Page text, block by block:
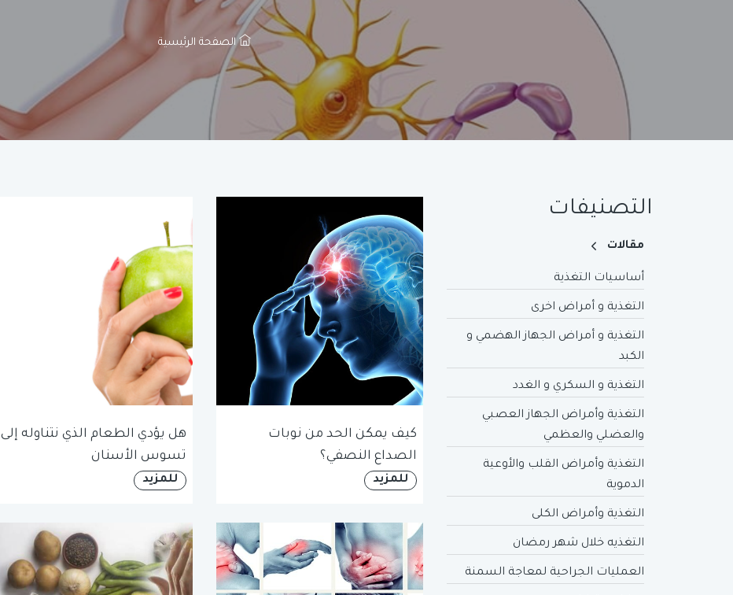
الصفحة الرئيسية
التصنيفات
مقالات
أساسيات التغذية
التغذية و أمراض اخرى
التغذية و أمراض الجهاز الهضمي و
الكبد
التغذية و السكري و الغدد
التغذية وأمراض الجهاز العصبي
والعضلي والعظمي
التغذية وأمراض القلب والأوعية
الدموية
التغذية وأمراض الكلى
التغذيه خلال شهر رمضان
العمليات الجراحية لمعاجة السمنة
كيف يمكن الحد من نوبات
الصداع النصفي؟
للمزيد
هل يؤدي الطعام الذي نتناوله إلى
تسوس الأسنان
للمزيد